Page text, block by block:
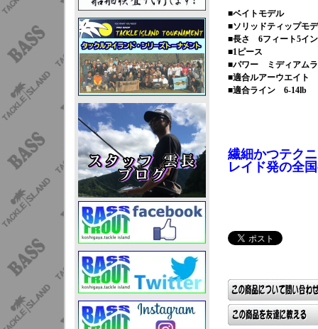
■ベイトモデル
■ソリッドティップモ
■長さ 6フィート5イ
■1ピース
■パワー ミディアム
■適合ルアーウエイト
■適合ライン 6-14lb
繊細かつテク
レイド発の全